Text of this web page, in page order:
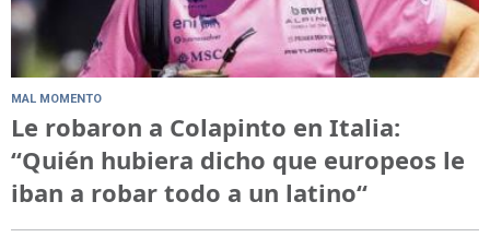
MAL MOMENTO
Le robaron a Colapinto en Italia:
“Quién hubiera dicho que europeos le
iban a robar todo a un latino“